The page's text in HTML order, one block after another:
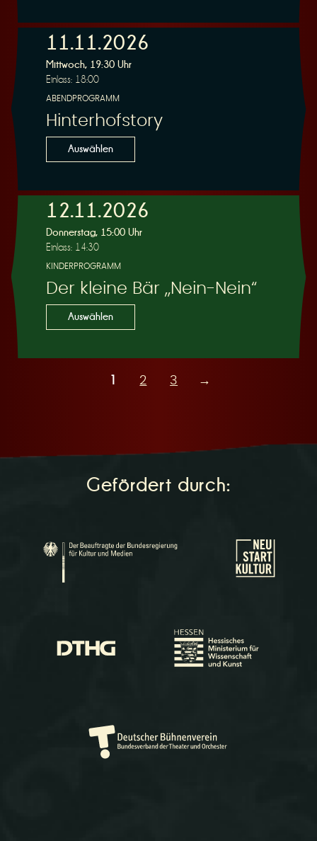
11.11.2026
Mittwoch, 19:30 Uhr
Einlass: 18:00
ABENDPROGRAMM
Hinterhofstory
Auswählen
12.11.2026
Donnerstag, 15:00 Uhr
Einlass: 14:30
KINDERPROGRAMM
Der kleine Bär „Nein-Nein“
Auswählen
2 3 →
Gefördert durch: